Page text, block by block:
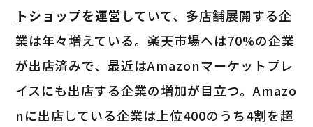
トショップを運営 していて、多店舗展開する企
業は年々増えている。楽天市場へは70%の企業
が出店済みで、最近はAmazonマーケットプレ
イスにも出店する企業の増加が目立つ。Amazo
nに出店している企業は上位400のうち4割を超